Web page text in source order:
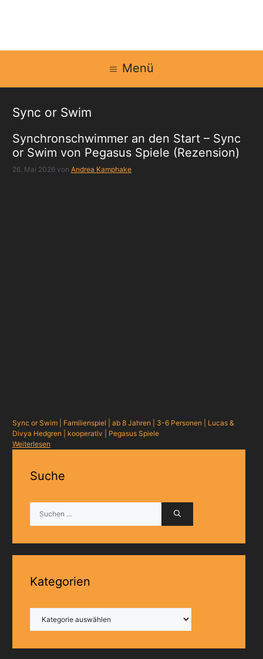
Menü
Sync or Swim
Synchronschwimmer an den Start – Sync
or Swim von Pegasus Spiele (Rezension)
26. Mai 2026 von Andrea Kamphake
Sync or Swim Familienspiel ab 8 Jahren 3-6 Personen
Lucas &
Divya Hedgren
kooperativ
Pegasus Spiele
Weiterlesen
Suche
nach:
Kategorien